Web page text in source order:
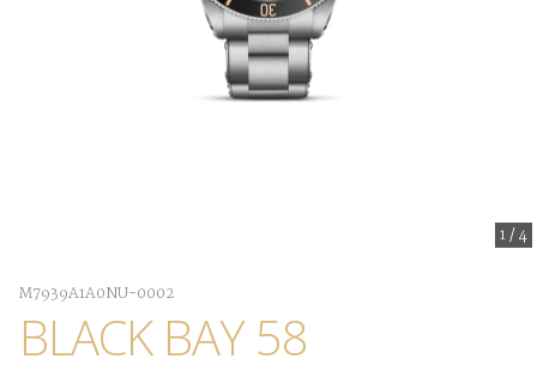
1/4
M7939A1A0NU-0002
BLACK BAY 58